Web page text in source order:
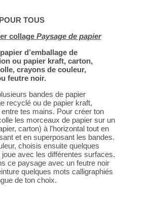
TOUS
collage Paysage de papier
d’emballage de
ou papier kraft, carton,
crayons de couleur,
feutre noir.
bandes de papier
recyclé ou de papier kraft,
tes mains. Pour créer ton
les morceaux de papier sur un
carton) à l’horizontal tout en
et en superposant les bandes.
choisis ensuite quelques
avec les différentes surfaces.
ce paysage avec un feutre noir
quelques mots calligraphiés
de ton choix.